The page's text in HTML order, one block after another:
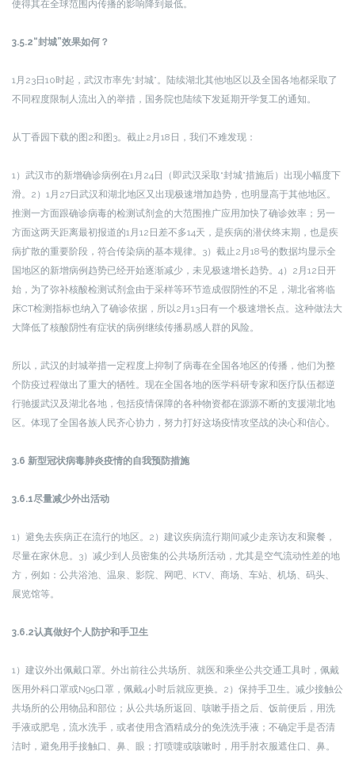
使得其在全球范围内传播的影响降到最低。
3.5.2“封城”效果如何？
1月23日10时起，武汉市率先“封城”。陆续湖北其他地区以及全国各地都采取了
不同程度限制人流出入的举措，国务院也陆续下发延期开学复工的通知。
从丁香园下载的图2和图3。截止2月18日，我们不难发现：
1）武汉市的新增确诊病例在1月24日（即武汉采取“封城”措施后）出现小幅度下
滑。 2）1月27日武汉和湖北地区又出现极速增加趋势，也明显高于其他地区。
推测一方面跟确诊病毒的检测试剂盒的大范围推广应用加快了确诊效率；另一
方面这两天距离最初报道的1月12日差不多14天，是疾病的潜伏终末期，也是疾
病扩散的重要阶段，符合传染病的基本规律。3）截止2月18号的数据均显示全
国地区的新增病例趋势已经开始逐渐减少，未见极速增长趋势。4）2月12日开
始，为了弥补核酸检测试剂盒由于采样等环节造成假阴性的不足，湖北省将临
床CT检测指标也纳入了确诊依据，所以2月13日有一个极速增长点。这种做法大
大降低了核酸阴性有症状的病例继续传播易感人群的风险。
所以，武汉的封城举措一定程度上抑制了病毒在全国各地区的传播，他们为整
个防疫过程做出了重大的牺牲。现在全国各地的医学科研专家和医疗队伍都逆
行驰援武汉及湖北各地，包括疫情保障的各种物资都在源源不断的支援湖北地
区。体现了全国各族人民齐心协力，努力打好这场疫情攻坚战的决心和信心。
3.6 新型冠状病毒肺炎疫情的自我预防措施
3.6.1尽量减少外出活动
1）避免去疾病正在流行的地区。2）建议疾病流行期间减少走亲访友和聚餐，
尽量在家休息。3）减少到人员密集的公共场所活动，尤其是空气流动性差的地
方，例如：公共浴池、温泉、影院、网吧、KTV、商场、车站、机场、码头、
展览馆等。
3.6.2认真做好个人防护和手卫生
1）建议外出佩戴口罩。外出前往公共场所、就医和乘坐公共交通工具时，佩戴
医用外科口罩或N95口罩，佩戴4小时后就应更换。2）保持手卫生。减少接触公
共场所的公用物品和部位；从公共场所返回、咳嗽手捂之后、饭前便后，用洗
手液或肥皂，流水洗手，或者使用含酒精成分的免洗洗手液；不确定手是否清
洁时，避免用手接触口、鼻、眼；打喷嚏或咳嗽时，用手肘衣服遮住口、鼻。